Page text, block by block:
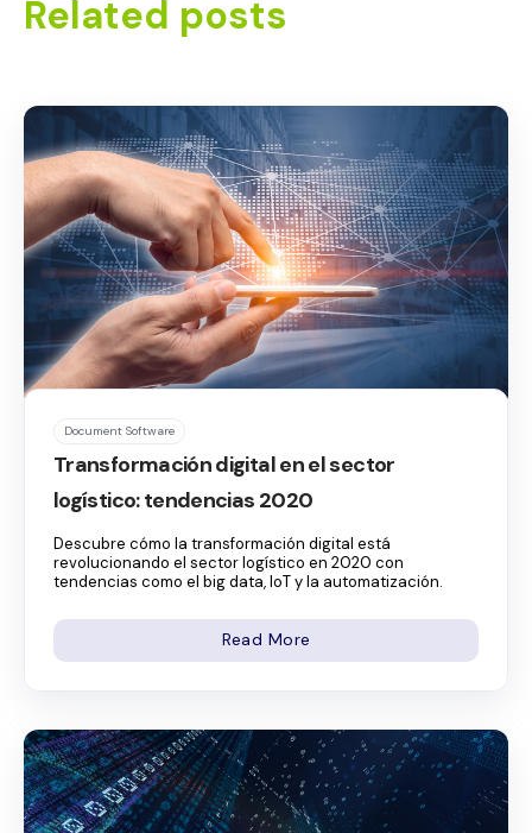
Related posts
Document Software
Transformación digital en el sector
logístico: tendencias 2020
Descubre cómo la transformación digital está
revolucionando el sector logístico en 2020 con
tendencias como el big data, IoT y la automatización.
Read More